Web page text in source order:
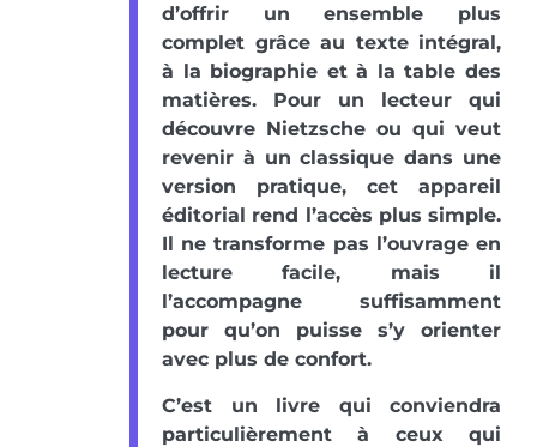
d’offrir un ensemble plus
complet grâce au texte intégral,
à la biographie et à la table des
matières. Pour un lecteur qui
découvre Nietzsche ou qui veut
revenir à un classique dans une
version pratique, cet appareil
éditorial rend l’accès plus simple.
Il ne transforme pas l’ouvrage en
lecture facile, mais il
l’accompagne suffisamment
pour qu’on puisse s’y orienter
avec plus de confort.
C’est un livre qui conviendra
particulièrement à ceux qui